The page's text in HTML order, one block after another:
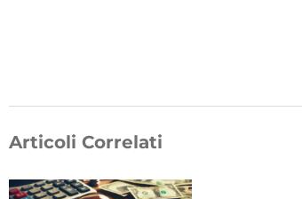
Articoli Correlati